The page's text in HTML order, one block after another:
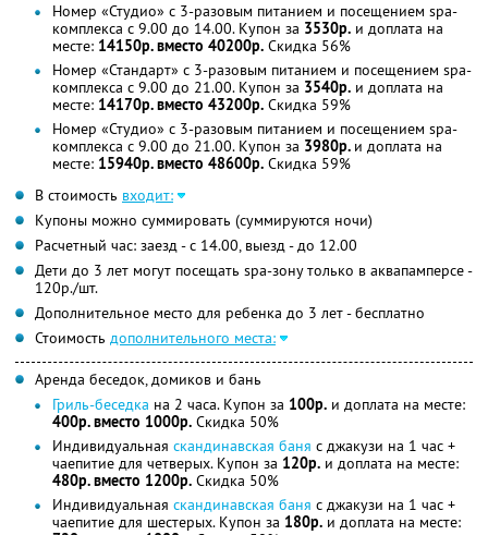
Номер «Студио» с 3-разовым питанием и посещением spa-
комплекса с 9.00 до 14.00. Купон за 3530р. и доплата на
месте: 14150р. вместо 40200р. Скидка 56%
Номер «Стандарт» с 3-разовым питанием и посещением spa-
комплекса с 9.00 до 21.00. Купон за 3540р. и доплата на
месте: 14170р. вместо 43200р. Скидка 59%
Номер «Студио» с 3-разовым питанием и посещением spa-
комплекса с 9.00 до 21.00. Купон за 3980р. и доплата на
месте: 15940р. вместо 48600р. Скидка 59%
В стоимость входит:
Купоны можно суммировать (суммируются ночи)
Расчетный час: заезд - с 14.00, выезд - до 12.00
Дети до 3 лет могут посещать spa-зону только в аквапамперсе -
120р./шт.
Дополнительное место для ребенка до 3 лет - бесплатно
Стоимость дополнительного места:
Аренда беседок, домиков и бань
Гриль-беседка на 2 часа. Купон за 100р. и доплата на месте:
400р. вместо 1000р. Скидка 50%
Индивидуальная скандинавская баня с джакузи на 1 час +
чаепитие для четверых. Купон за 120р. и доплата на месте:
480р. вместо 1200р. Скидка 50%
Индивидуальная скандинавская баня с джакузи на 1 час +
чаепитие для шестерых. Купон за 180р. и доплата на месте: